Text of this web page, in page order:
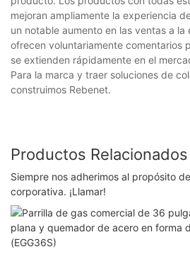
mejoran ampliamente la experiencia
un notable aumento en las ventas a la
ofrecen voluntariamente comentarios
se extienden rápidamente en el
Para la marca y traer soluciones de
construimos Rebenet.
Productos Relacionados
Siempre nos adherimos al propósito
corporativa. ¡Llamar!